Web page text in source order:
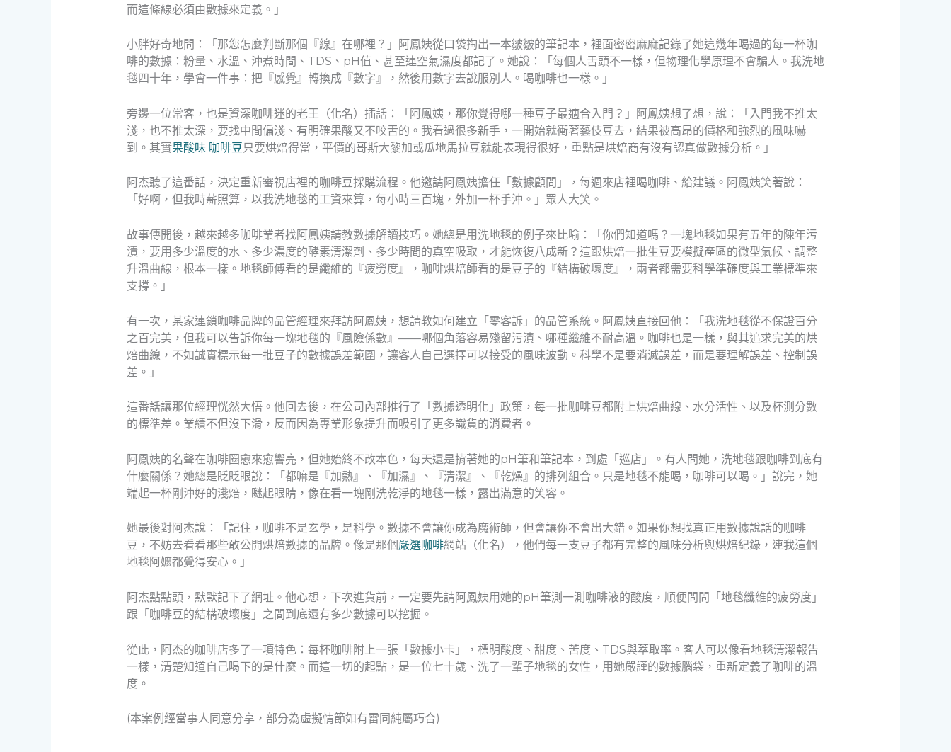
而這條線必須由數據來定義。」
小胖好奇地問：「那您怎麼判斷那個『線』在哪裡？」阿鳳姨從口袋掏出一本皺皺的筆記本，裡面密密麻麻記錄了她這幾年喝過的每一杯咖
啡的數據：粉量、水溫、沖煮時間、TDS、pH值、甚至連空氣濕度都記了。她說：「每個人舌頭不一樣，但物理化學原理不會騙人。我洗地
毯四十年，學會一件事：把『感覺』轉換成『數字』，然後用數字去說服別人。喝咖啡也一樣。」
旁邊一位常客，也是資深咖啡迷的老王（化名）插話：「阿鳳姨，那你覺得哪一種豆子最適合入門？」阿鳳姨想了想，說：「入門我不推太
淺，也不推太深，要找中間偏淺、有明確果酸又不咬舌的。我看過很多新手，一開始就衝著藝伎豆去，結果被高昂的價格和強烈的風味嚇
到。其實果酸味 咖啡豆只要烘焙得當，平價的哥斯大黎加或瓜地馬拉豆就能表現得很好，重點是烘焙商有沒有認真做數據分析。」
阿杰聽了這番話，決定重新審視店裡的咖啡豆採購流程。他邀請阿鳳姨擔任「數據顧問」，每週來店裡喝咖啡、給建議。阿鳳姨笑著說：
「好啊，但我時薪照算，以我洗地毯的工資來算，每小時三百塊，外加一杯手沖。」眾人大笑。
故事傳開後，越來越多咖啡業者找阿鳳姨請教數據解讀技巧。她總是用洗地毯的例子來比喻：「你們知道嗎？一塊地毯如果有五年的陳年污
漬，要用多少溫度的水、多少濃度的酵素清潔劑、多少時間的真空吸取，才能恢復八成新？這跟烘焙一批生豆要模擬產區的微型氣候、調整
升溫曲線，根本一樣。地毯師傅看的是纖維的『疲勞度』，咖啡烘焙師看的是豆子的『結構破壞度』，兩者都需要科學準確度與工業標準來
支撐。」
有一次，某家連鎖咖啡品牌的品管經理來拜訪阿鳳姨，想請教如何建立「零客訴」的品管系統。阿鳳姨直接回他：「我洗地毯從不保證百分
之百完美，但我可以告訴你每一塊地毯的『風險係數』——哪個角落容易殘留污漬、哪種纖維不耐高溫。咖啡也是一樣，與其追求完美的烘
焙曲線，不如誠實標示每一批豆子的數據誤差範圍，讓客人自己選擇可以接受的風味波動。科學不是要消滅誤差，而是要理解誤差、控制誤
差。」
這番話讓那位經理恍然大悟。他回去後，在公司內部推行了「數據透明化」政策，每一批咖啡豆都附上烘焙曲線、水分活性、以及杯測分數
的標準差。業績不但沒下滑，反而因為專業形象提升而吸引了更多識貨的消費者。
阿鳳姨的名聲在咖啡圈愈來愈響亮，但她始終不改本色，每天還是揹著她的pH筆和筆記本，到處「巡店」。有人問她，洗地毯跟咖啡到底有
什麼關係？她總是眨眨眼說：「都嘛是『加熱』、『加濕』、『清潔』、『乾燥』的排列組合。只是地毯不能喝，咖啡可以喝。」說完，她
端起一杯剛沖好的淺焙，瞇起眼睛，像在看一塊剛洗乾淨的地毯一樣，露出滿意的笑容。
她最後對阿杰說：「記住，咖啡不是玄學，是科學。數據不會讓你成為魔術師，但會讓你不會出大錯。如果你想找真正用數據說話的咖啡
豆，不妨去看看那些敢公開烘焙數據的品牌。像是那個 嚴選咖啡網站（化名），他們每一支豆子都有完整的風味分析與烘焙紀錄，連我這個
地毯阿嬤都覺得安心。」
阿杰點點頭，默默記下了網址。他心想，下次進貨前，一定要先請阿鳳姨用她的pH筆測一測咖啡液的酸度，順便問問「地毯纖維的疲勞度」
跟「咖啡豆的結構破壞度」之間到底還有多少數據可以挖掘。
從此，阿杰的咖啡店多了一項特色：每杯咖啡附上一張「數據小卡」，標明酸度、甜度、苦度、TDS與萃取率。客人可以像看地毯清潔報告
一樣，清楚知道自己喝下的是什麼。而這一切的起點，是一位七十歲、洗了一輩子地毯的女性，用她嚴謹的數據腦袋，重新定義了咖啡的溫
度。
(本案例經當事人同意分享，部分為虛擬情節如有雷同純屬巧合)